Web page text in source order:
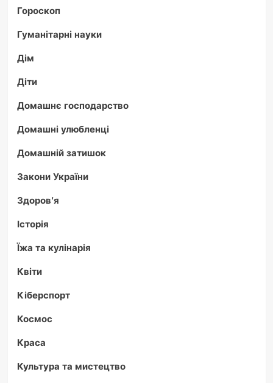
Гороскоп
Гуманітарні науки
Дім
Діти
Домашнє господарство
Домашні улюбленці
Домашній затишок
Закони України
Здоров'я
Історія
Їжа та кулінарія
Квіти
Кіберспорт
Космос
Краса
Культура та мистецтво